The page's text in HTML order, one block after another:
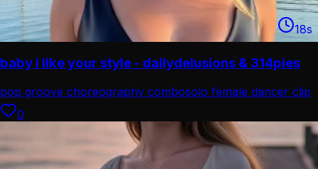
18s
baby i like your style - dailydelusions & 314pies
pop groove choreography combosolo female dancer clip
0